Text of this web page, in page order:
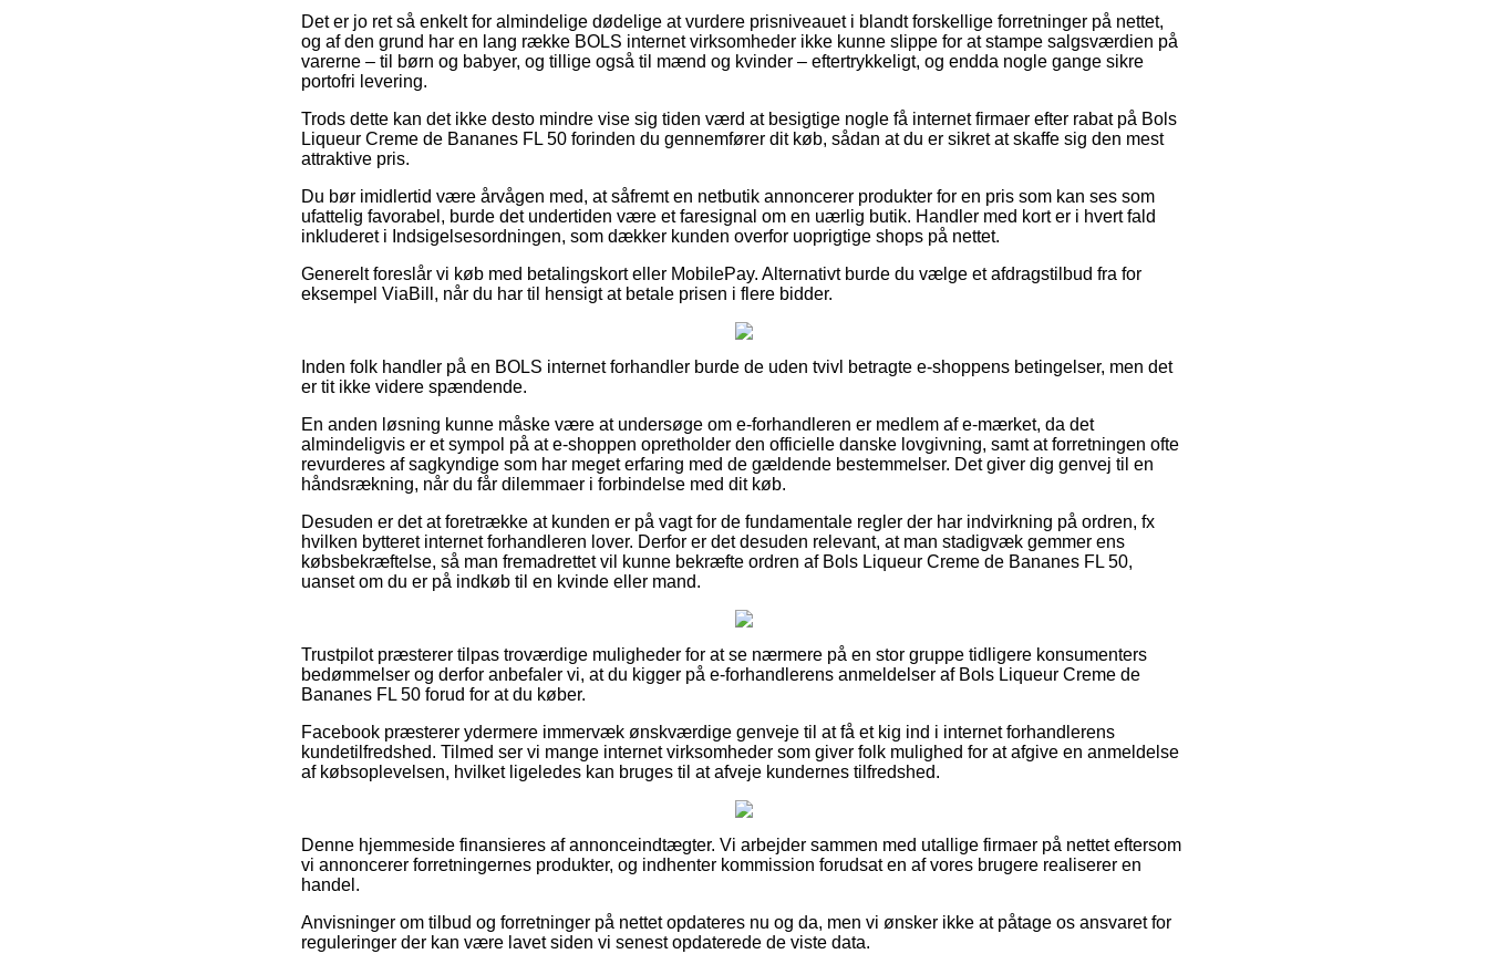
Det er jo ret så enkelt for almindelige dødelige at vurdere prisniveauet i blandt forskellige forretninger på nettet,
og af den grund har en lang række BOLS internet virksomheder ikke kunne slippe for at stampe salgsværdien på
varerne – til børn og babyer, og tillige også til mænd og kvinder – eftertrykkeligt, og endda nogle gange sikre
portofri levering.
Trods dette kan det ikke desto mindre vise sig tiden værd at besigtige nogle få internet firmaer efter rabat på Bols
Liqueur Creme de Bananes FL 50 forinden du gennemfører dit køb, sådan at du er sikret at skaffe sig den mest
attraktive pris.
Du bør imidlertid være årvågen med, at såfremt en netbutik annoncerer produkter for en pris som kan ses som
ufattelig favorabel, burde det undertiden være et faresignal om en uærlig butik. Handler med kort er i hvert fald
inkluderet i Indsigelsesordningen, som dækker kunden overfor uoprigtige shops på nettet.
Generelt foreslår vi køb med betalingskort eller MobilePay. Alternativt burde du vælge et afdragstilbud fra for
eksempel ViaBill, når du har til hensigt at betale prisen i flere bidder.
Inden folk handler på en BOLS internet forhandler burde de uden tvivl betragte e-shoppens betingelser, men det
er tit ikke videre spændende.
En anden løsning kunne måske være at undersøge om e-forhandleren er medlem af e-mærket, da det
almindeligvis er et sympol på at e-shoppen opretholder den officielle danske lovgivning, samt at forretningen ofte
revurderes af sagkyndige som har meget erfaring med de gældende bestemmelser. Det giver dig genvej til en
håndsrækning, når du får dilemmaer i forbindelse med dit køb.
Desuden er det at foretrække at kunden er på vagt for de fundamentale regler der har indvirkning på ordren, fx
hvilken bytteret internet forhandleren lover. Derfor er det desuden relevant, at man stadigvæk gemmer ens
købsbekræftelse, så man fremadrettet vil kunne bekræfte ordren af Bols Liqueur Creme de Bananes FL 50,
uanset om du er på indkøb til en kvinde eller mand.
Trustpilot præsterer tilpas troværdige muligheder for at se nærmere på en stor gruppe tidligere konsumenters
bedømmelser og derfor anbefaler vi, at du kigger på e-forhandlerens anmeldelser af Bols Liqueur Creme de
Bananes FL 50 forud for at du køber.
Facebook præsterer ydermere immervæk ønskværdige genveje til at få et kig ind i internet forhandlerens
kundetilfredshed. Tilmed ser vi mange internet virksomheder som giver folk mulighed for at afgive en anmeldelse
af købsoplevelsen, hvilket ligeledes kan bruges til at afveje kundernes tilfredshed.
Denne hjemmeside finansieres af annonceindtægter. Vi arbejder sammen med utallige firmaer på nettet eftersom
vi annoncerer forretningernes produkter, og indhenter kommission forudsat en af vores brugere realiserer en
handel.
Anvisninger om tilbud og forretninger på nettet opdateres nu og da, men vi ønsker ikke at påtage os ansvaret for
reguleringer der kan være lavet siden vi senest opdaterede de viste data.